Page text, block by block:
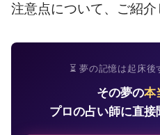
注意点について、ご紹介
⏳ 夢の記憶は起床
その夢の本
プロの占い師に直接